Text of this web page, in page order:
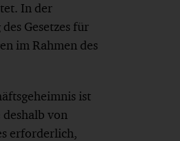
In der
Gesetzes für
im Rahmen des
ist
von
erforderlich,